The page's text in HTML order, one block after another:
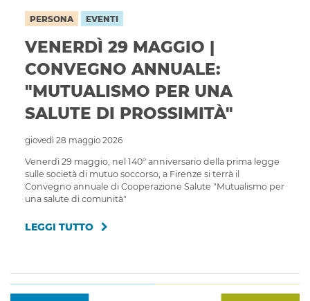
PERSONA EVENTI
VENERDÌ 29 MAGGIO |
CONVEGNO ANNUALE:
"MUTUALISMO PER UNA
SALUTE DI PROSSIMITÀ"
giovedì 28 maggio 2026
Venerdì 29 maggio, nel 140° anniversario della prima legge
sulle società di mutuo soccorso, a Firenze si terrà il
Convegno annuale di Cooperazione Salute "Mutualismo per
una salute di comunità"
LEGGI TUTTO